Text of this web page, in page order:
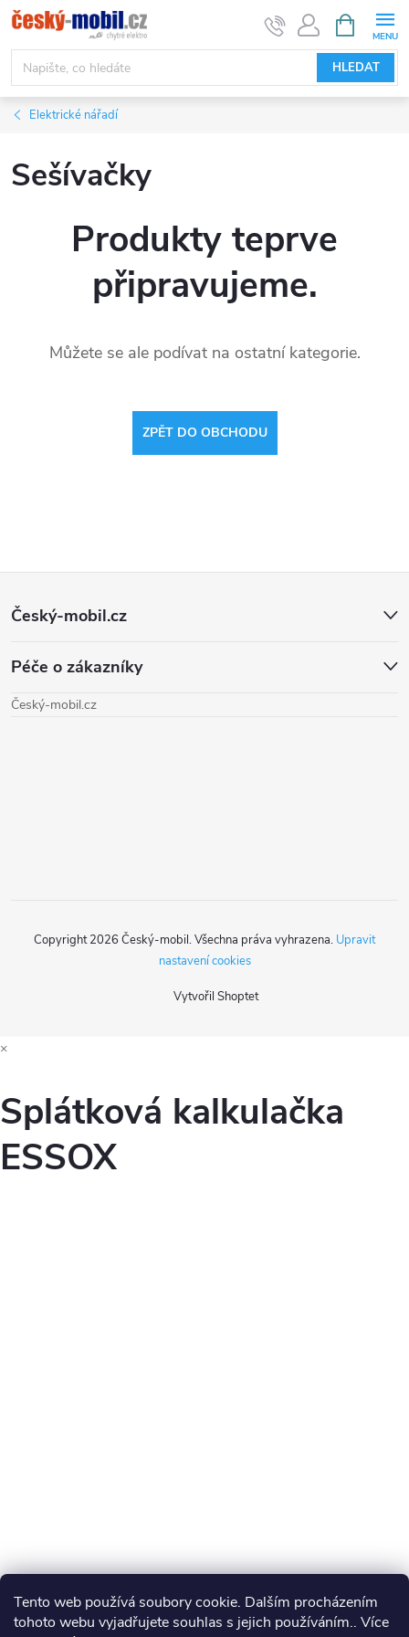
Tento web používá soubory cookie. Dalším procházením
tohoto webu vyjadřujete souhlas s jejich používáním.. Více
Přejít
na
obsah
HLEDAT
NÁKUPNÍ
KOŠÍK
Elektrické nářadí
Sešívačky
Produkty teprve
připravujeme.
Můžete se ale podívat na ostatní kategorie.
ZPĚT DO OBCHODU
Z
p
Český-mobil.cz
Péče o zákazníky
Český-mobil.cz
Vytvořil Shoptet
Copyright 2026 Český-mobil. Všechna práva vyhrazena. Upravit
nastavení cookies
×
Splátková kalkulačka
ESSOX